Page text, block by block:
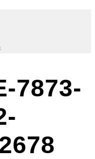
7873-